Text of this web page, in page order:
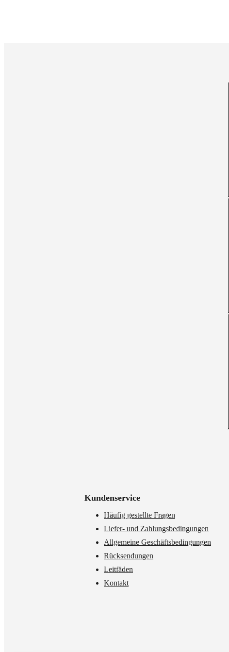
Kundenservice
Häufig gestellte Fragen
Liefer- und Zahlungsbedingungen
Allgemeine Geschäftsbedingungen
Rücksendungen
Leitfäden
Kontakt